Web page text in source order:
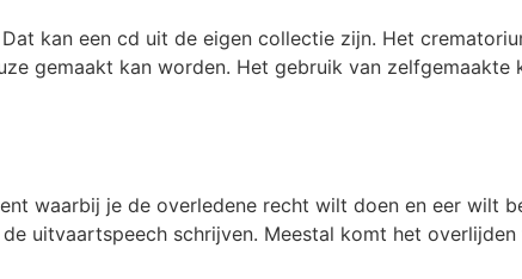
kan een cd uit de eigen collectie zijn. Het
gemaakt kan worden. Het gebruik van zelfgemaakte
waarbij je de overledene recht wilt doen en eer wilt
uitvaartspeech schrijven. Meestal komt het